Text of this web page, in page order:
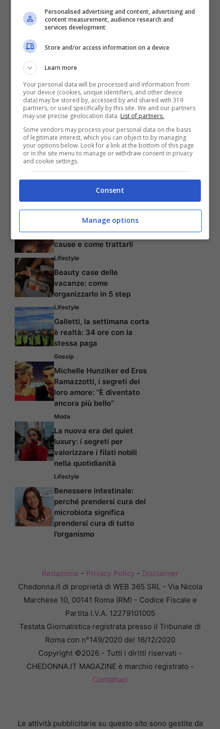
intenso ma anche più teso.
Nell’ultima puntata abbiamo assistito ad
uno screzio tra Lucas e Giulia, in seguito
alla quale la corteggiatrice ha deciso di
andare in esterna con Damante.
CLICCA SU SUCCESSIVA.
Pagine:1 2 3
Articoli recenti
Capelli che si spezzano:
cause e come trattarli
Lifestyle
Beauty case delle
vacanze: come
organizzarlo in 5 step
Lifestyle
Galletti, la settimana corta
è realtà: 34 ore con la
stessa paga
Gossip
Michelle Hunziker ed Eros
Ramazzotti, i segreti del
loro amore: “È diventato
ancora più bello”
Moda
La nuova era del quiet
luxury: i segreti per
valorizzare i filati nobili
nella quotidianità
Lifestyle
Benessere intestinale:
perché prendersi cura del
microbiota significa
prendersi cura di tutto
l’organismo
Redazione - Privacy Policy- Disclaimer
Chedonna.it di proprietà di WEB 365 SRL - Via Nicola
Marchese 10, 00141 Roma (RM) - Codice Fiscale e
Partita I.V.A. 12279101005
Testata Giornalistica registrata presso il Tribunale di
Roma con n°149/2020 del 16/12/2020
Copyright ©2026 - Tutti i diritti riservati -
CHEDONNA.IT MAGAZINE è marchio registrato -
Contattaci
Le attività pubblicitarie su questo sito sono gestite da
Personalised advertising and content, advertising and
content measurement, audience research and
services development
Store and/or access information on a device
Learn more
Your personal data will be processed and information from
your device (cookies, unique identifiers, and other device
data) may be stored by, accessed by and shared with 319
partners, or used specifically by this site. We and our partners
may use precise geolocation data. List of partners.
Some vendors may process your personal data on the basis
of legitimate interest, which you can object to by managing
your options below. Look for a link at the bottom of this page
or in the site menu to manage or withdraw consent in privacy
and cookie settings.
Consent
Manage options